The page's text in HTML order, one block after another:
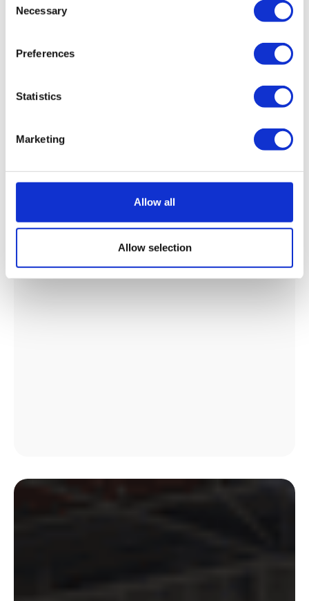
Selection
Necessary
Preferences
Statistics
Marketing
Allow all
Allow selection